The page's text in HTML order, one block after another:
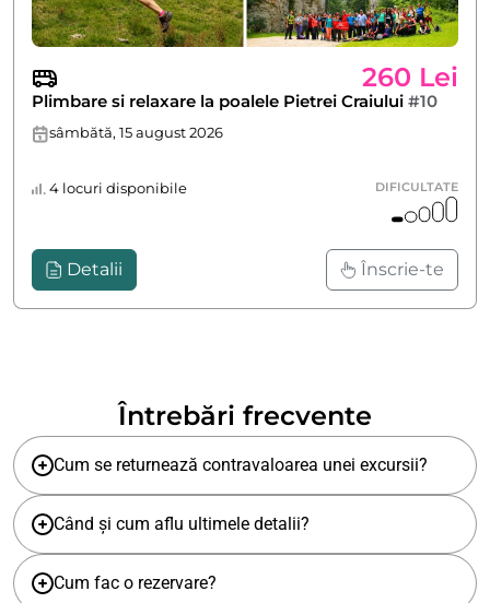
260 Lei
Plimbare si relaxare la poalele Pietrei Craiului #10
sâmbătă, 15 august 2026
4 locuri disponibile DIFICULTATE
Detalii Înscrie-te
Întrebări frecvente
Cum se returnează contravaloarea unei excursii?
Când și cum aflu ultimele detalii?
Cum fac o rezervare?